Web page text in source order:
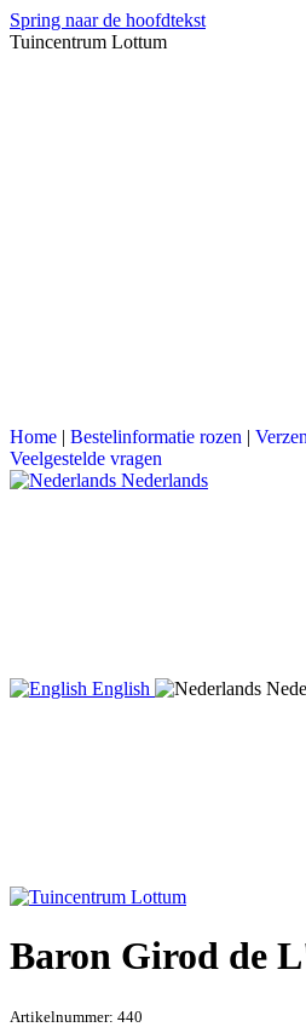
Spring naar de hoofdtekst
Tuincentrum Lottum
Home | Bestelinformatie rozen |
Veelgestelde vragen
Nederlands
English
Baron Girod de
Artikelnummer: 440